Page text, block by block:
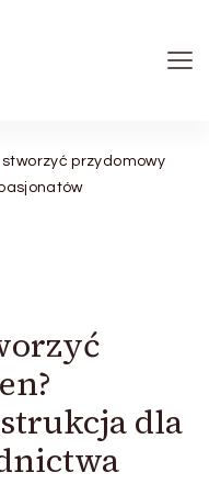
stworzyć przydomowy
dla